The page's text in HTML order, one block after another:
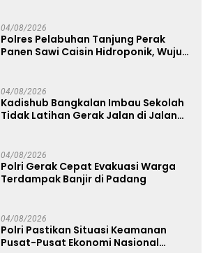
04/08/2026
Polres Pelabuhan Tanjung Perak
Panen Sawi Caisin Hidroponik, Wujud
04/08/2026
Kadishub Bangkalan Imbau Sekolah
Tidak Latihan Gerak Jalan di Jalan
04/08/2026
Polri Gerak Cepat Evakuasi Warga
Terdampak Banjir di Padang
04/08/2026
Polri Pastikan Situasi Keamanan
Pusat-Pusat Ekonomi Nasional